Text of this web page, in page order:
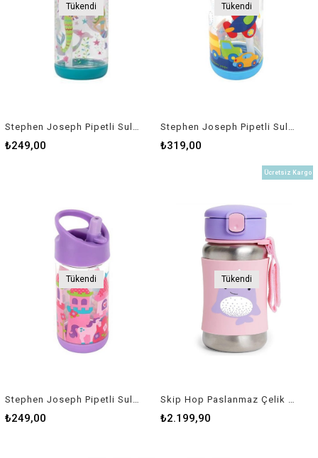
Tükendi
₺249,00
Tükendi
₺319,00
Tükendi
Stephen Joseph Pipetli Suluk Prenses
₺249,00
Tükendi
Skip Hop Paslanmaz Çelik Suluk Narwhal
₺2.199,90
Ücretsiz Kargo